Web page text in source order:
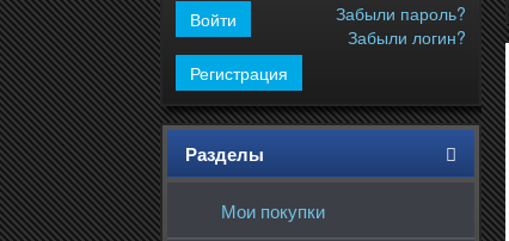
Забыли пароль?
Забыли логин?
Регистрация
Разделы
Мои покупки